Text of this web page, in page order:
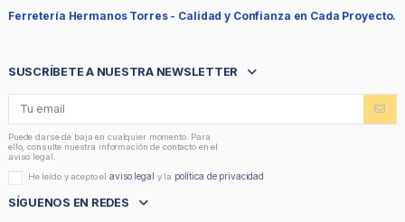
Ferretería Hermanos Torres - Calidad y Confianza en Cada Proyecto.
SUSCRÍBETE A NUESTRA NEWSLETTER
Puede darse de baja en cualquier momento. Para
ello, consulte nuestra información de contacto en el
aviso legal.
He leído y acepto elaviso legal y la política de privacidad
SÍGUENOS EN REDES